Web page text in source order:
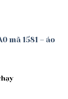
mã 1581 – áo